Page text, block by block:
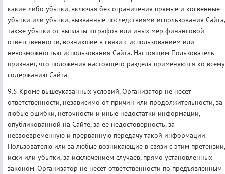
какие-либо убытки, включая без ограничения прямые и косвенные
убытки или убытки, вызванные последствиями использования
также убытки от выплаты штрафов или иных мер финансовой
ответственности, возникшие в связи с использованием или
невозможностью использования Сайта. Настоящим Пользователь
признает, что положения настоящего раздела применяются ко всему
содержанию Сайта.
9.5 Кроме вышеуказанных условий, Организатор не несет
ответственности, независимо от причин или продолжительности, за
любые ошибки, неточности и иные недостатки информации,
опубликованной на Сайте, за ее недостоверность, за
несвоевременную и прерванную передачу такой информации
Пользователю или за любые возникающие в связи с этим претензии,
иски или убытки, за исключением случаев, прямо установленных
законом. Организатор не несет ответственности по предъявленным